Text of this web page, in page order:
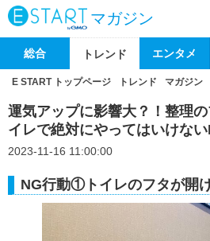
マガジン
総合 トレンド エンタメ
E START トップページ トレンド マガジン
運気アップに影響大？！整理
イレで絶対にやってはいけな
2023-11-16 11:00:00
NG行動①トイレのフタが開